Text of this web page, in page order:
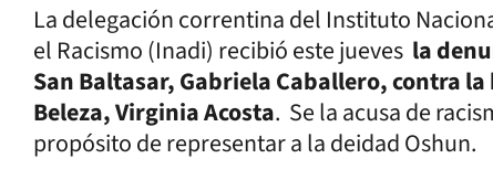
La delegación correntina del Instituto
el Racismo (Inadi) recibió este jueves la
San Baltasar, Gabriela Caballero, contra
Beleza, Virginia Acosta. Se la acusa de
propósito de representar a la deidad Oshun.